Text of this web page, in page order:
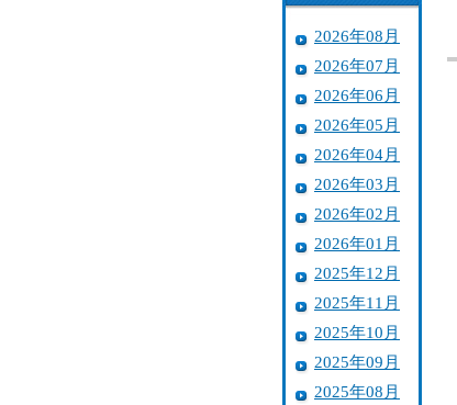
2026年08月
2026年07月
2026年06月
2026年05月
2026年04月
2026年03月
2026年02月
2026年01月
2025年12月
2025年11月
2025年10月
2025年09月
2025年08月